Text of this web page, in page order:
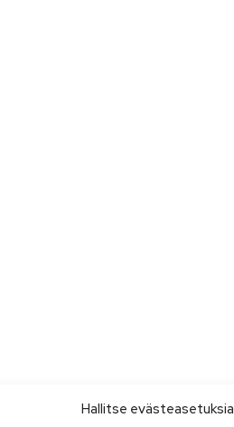
Hallitse evästeasetuksia